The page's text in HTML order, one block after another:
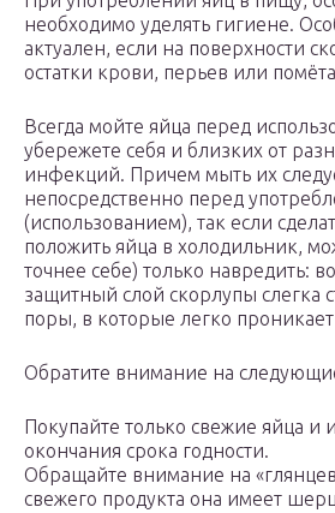
необходимо уделять гигиене.
актуален, если на поверхности
остатки крови, перьев или помёта
Всегда мойте яйца перед
убережете себя и близких от
инфекций. Причем мыть их
непосредственно перед
(использованием), так если
положить яйца в холодильник,
точнее себе) только навредить:
защитный слой скорлупы слегка
поры, в которые легко
Обратите внимание на
Покупайте только свежие яйца и
окончания срока годности.
Обращайте внимание на
свежего продукта она имеет